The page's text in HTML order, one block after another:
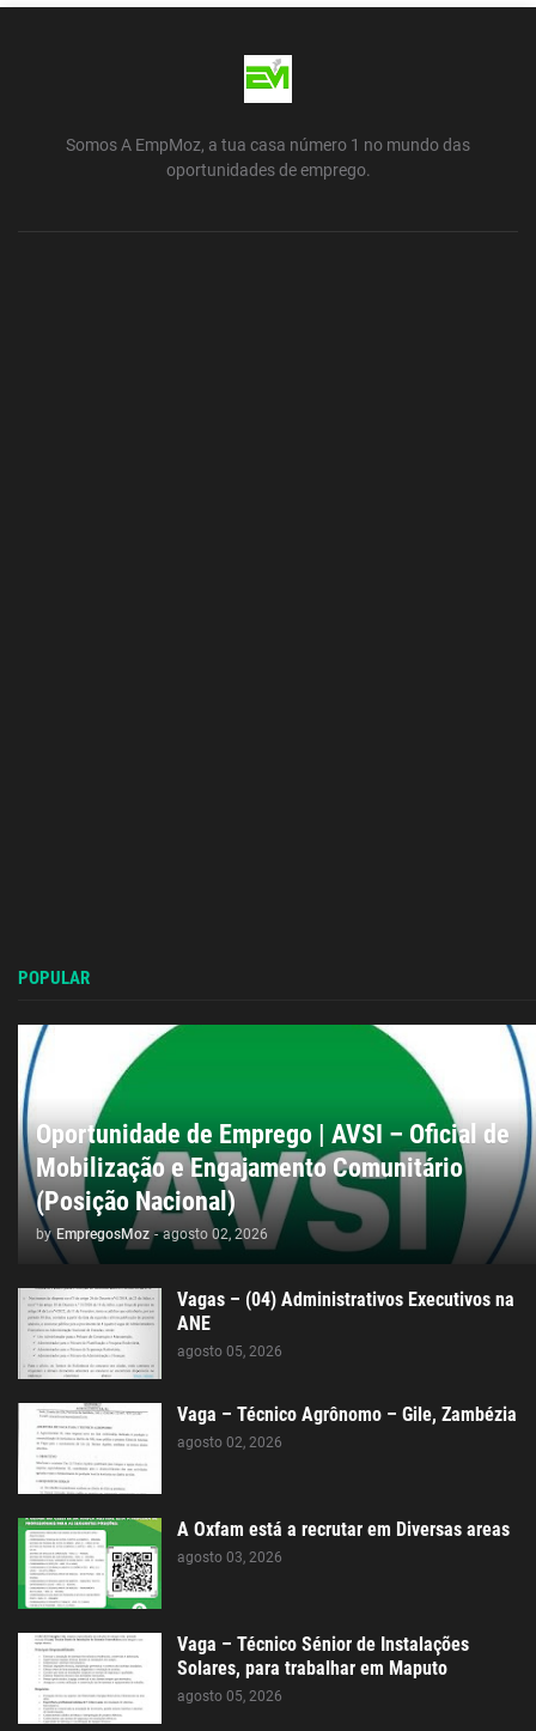
Somos A EmpMoz, a tua casa número 1 no mundo das
oportunidades de emprego.
POPULAR
Oportunidade de Emprego | AVSI – Oficial de
Mobilização e Engajamento Comunitário
(Posição Nacional)
by EmpregosMoz - agosto 02, 2026
Vagas – (04) Administrativos Executivos na
ANE
agosto 05, 2026
Vaga – Técnico Agrônomo – Gile, Zambézia
agosto 02, 2026
A Oxfam está a recrutar em Diversas areas
agosto 03, 2026
Vaga – Técnico Sénior de Instalações
Solares, para trabalhar em Maputo
agosto 05, 2026